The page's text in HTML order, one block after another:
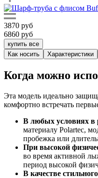
3870 руб
6860 руб
купить все
Как носить
Характеристики
Когда можно
Эта модель идеально
комфортно встречать
В любых условиях в
материалу Polartec,
пробежка или
При высокой
во время активной
период высокой
В качестве